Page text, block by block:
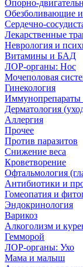
Опорно-
Обезболивающие
Сердечно-
Лекарственные
Неврология и
Витамины и БАД
ЛОР-органы: Нос
Мочеполовая
Гинекология
Иммунопрепараты
Дерматология
Аллергия
Прочее
Против паразитов
Снижение веса
Кроветворение
Офтальмология
Антибиотики и
Гомеопатия и
Эндокринология
Варикоз
Алкоголизм и
Гемморой
ЛОР-органы: Ухо
Мама и малыш